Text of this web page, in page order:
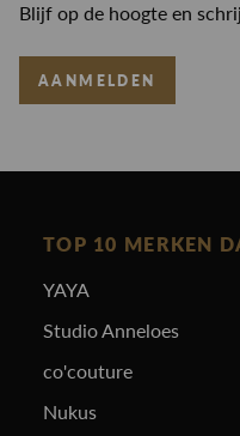
Blijf op de hoogte en
AANMELDEN
TOP 10 MERKEN
YAYA
Studio Anneloes
co'couture
Nukus